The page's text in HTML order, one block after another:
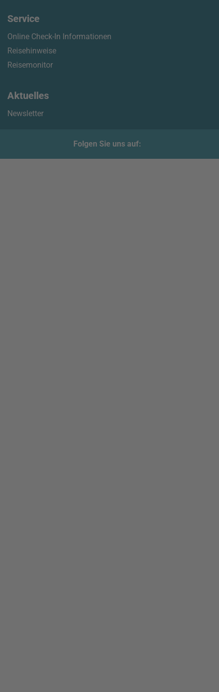
Service
Online Check-In Informationen
Reisehinweise
Reisemonitor
Aktuelles
Newsletter
Folgen Sie uns auf: